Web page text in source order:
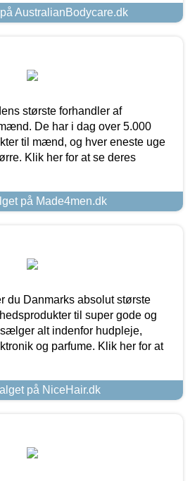
AustralianBodycare.dk
største forhandler af
De har i dag over 5.000
til mænd, og hver eneste uge
Klik her for at se deres
på Made4men.dk
du Danmarks absolut største
til super gode og
alt indenfor hudpleje,
og parfume. Klik her for at
på NiceHair.dk